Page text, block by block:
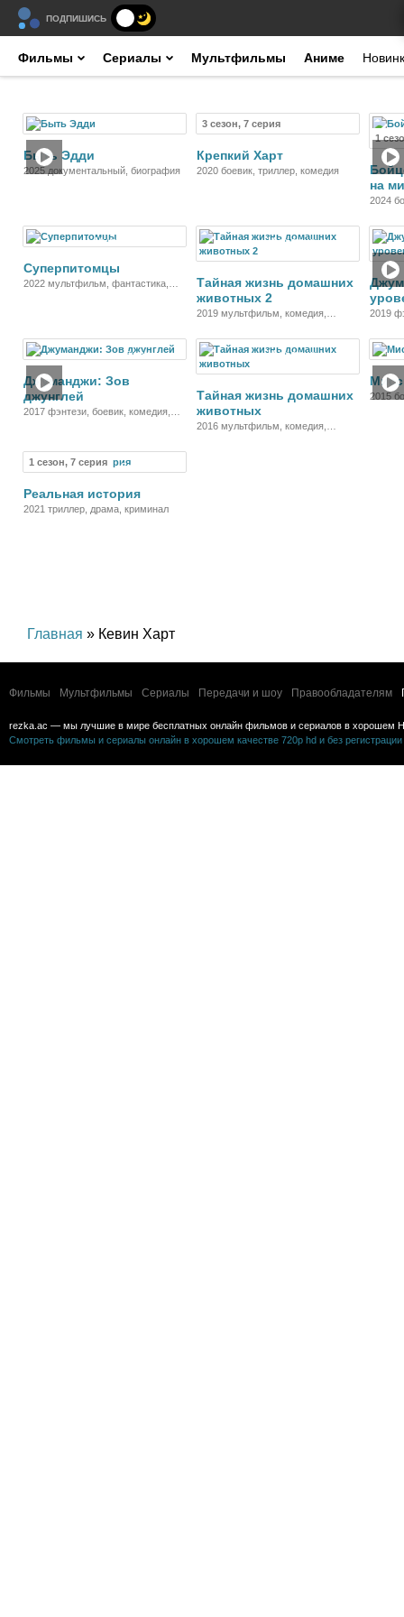
ПОДПИШИСЬ
Фильмы Сериалы Мультфильмы Аниме
Быть Эдди
2025 документальный, биография
3 сезон, 7 серия
Крепкий Харт
2020 боевик, триллер, комедия
1
на
2024
Мультфильм
Суперпитомцы
2022 мультфильм, фантастика,
Мультфильм
Тайная жизнь домашних
животных 2
2019 мультфильм, комедия,
2019
Фильм
Джуманджи: Зов
джунглей
2017 фэнтези, боевик, комедия,
Мультфильм
Тайная жизнь домашних
животных
2016 мультфильм, комедия,
2015
1 сезон, 7 серия Сериал
Реальная история
2021 триллер, драма, криминал
Главная » Кевин Харт
Фильмы Мультфильмы Сериалы Передачи и шоу Правообладателям
rezka.ac — мы лучшие в мире бесплатных онлайн фильмов и сериалов в хорошем
Смотреть фильмы и сериалы онлайн в хорошем качестве 720p hd и без